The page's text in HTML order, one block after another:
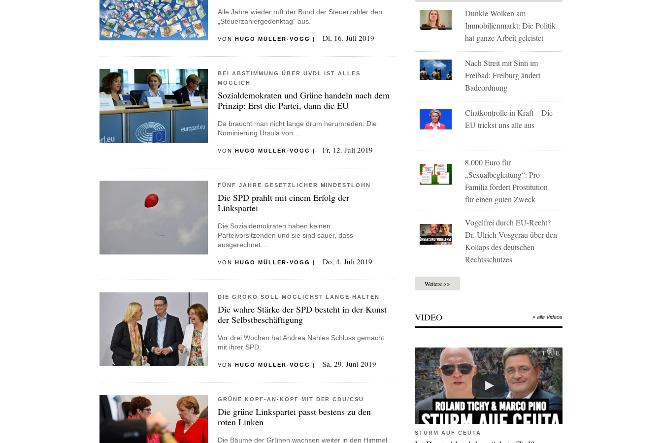
Alle Jahre wieder ruft der Bund der Steuerzahler den
„Steuerzahlergedenktag“ aus.
VON HUGO MÜLLER-VOGG | Di, 16. Juli 2019
BEI ABSTIMMUNG ÜBER UVDL IST ALLES
MÖGLICH
Sozialdemokraten und Grüne handeln nach dem
Prinzip: Erst die Partei, dann die EU
Da braucht man nicht lange drum herumreden: Die
Nominierung Ursula von…
VON HUGO MÜLLER-VOGG | Fr, 12. Juli 2019
FÜNF JAHRE GESETZLICHER MINDESTLOHN
Die SPD prahlt mit einem Erfolg der
Linkspartei
Die Sozialdemokraten haben keinen
Parteivorsitzenden und sie sind sauer, dass
ausgerechnet…
VON HUGO MÜLLER-VOGG | Do, 4. Juli 2019
DIE GROKO SOLL MÖGLICHST LANGE HALTEN
Die wahre Stärke der SPD besteht in der Kunst
der Selbstbeschäftigung
Vor drei Wochen hat Andrea Nahles Schluss gemacht
mit ihrer SPD.
VON HUGO MÜLLER-VOGG | Sa, 29. Juni 2019
GRÜNE KOPF-AN-KOPF MIT DER CDU/CSU
Die grüne Linkspartei passt bestens zu den
roten Linken
Die Bäume der Grünen wachsen weiter in den Himmel.
Dunkle Wolken am
Immobilienmarkt: Die Politik
hat ganze Arbeit geleistet
Nach Streit mit Sinti im
Freibad: Freiburg ändert
Badeordnung
Chatkontrolle in Kraft – Die
EU trickst uns alle aus
8.000 Euro für
„Sexualbegleitung“: Pro
Familia fördert Prostitution
für einen guten Zweck
Vogelfrei durch EU-Recht?
Dr. Ulrich Vosgerau über den
Kollaps des deutschen
Rechtsschutzes
Weitere >>
VIDEO » alle Videos
STURM AUF CEUTA